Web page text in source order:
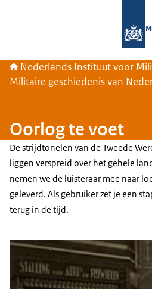
Nederlands Instituut voor
Militaire geschiedenis van
Oorlog te voet
De strijdtonelen van de Tweede
liggen verspreid over het gehele
nemen we de luisteraar mee naar
geleverd. Als gebruiker zet je een
terug in de tijd.